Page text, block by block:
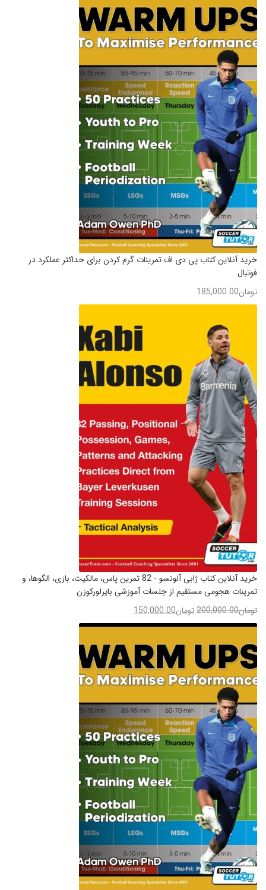
خرید آنلاین کتاب پی دی اف تمرینات گرم کردن برای حداکثر عملکرد در
فوتبال
تومان185,000.00
خرید آنلاین کتاب ژابی آلونسو - 82 تمرین پاس، مالکیت، بازی، الگوها، و
تمرینات هجومی مستقیم از جلسات آموزشی بایرلورکوزن
تومان200,000.00تومان150,000.00